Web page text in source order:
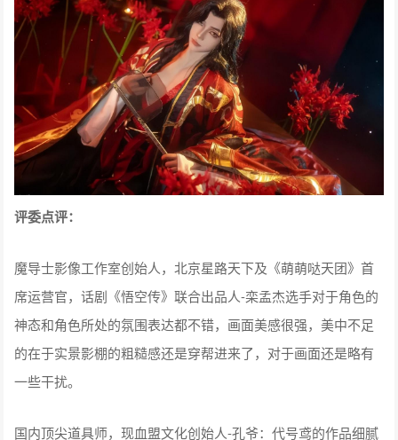
评委点评：
魔导士影像工作室创始人，北京星路天下及《萌萌哒天团》首
席运营官，话剧《悟空传》联合出品人-栾孟杰选手对于角色的
神态和角色所处的氛围表达都不错，画面美感很强，美中不足
的在于实景影棚的粗糙感还是穿帮进来了，对于画面还是略有
一些干扰。
国内顶尖道具师，现血盟文化创始人-孔爷：代号鸢的作品细腻